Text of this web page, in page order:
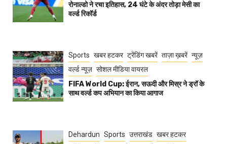
रोनाल्डो ने रचा इतिहास, 24 घंटे के अंदर तोड़ा मेसी का
वर्ल्ड रिकॉर्ड
Sports खबर हटकर ट्रेंडिंग खबरें ताज़ा ख़बरें न्यूज़
वर्ल्ड न्यूज़ सोशल मीडिया वायरल
FIFA World Cup: ईरान, सऊदी और मिस्र ने ड्रॉ के
साथ वर्ल्ड कप अभियान का किया आगाज
Dehardun Sports उत्तराखंड खबर हटकर